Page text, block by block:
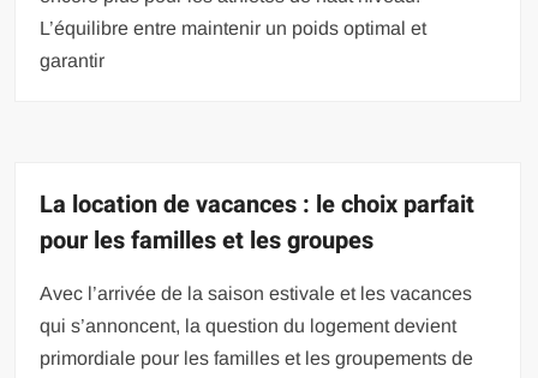
L’équilibre entre maintenir un poids optimal et
garantir
La location de vacances : le choix parfait
pour les familles et les groupes
Avec l’arrivée de la saison estivale et les vacances
qui s’annoncent, la question du logement devient
primordiale pour les familles et les groupements de